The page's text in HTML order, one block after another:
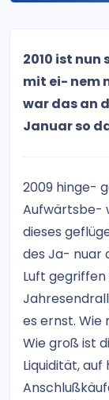
2010 ist
mit ei- nem
war das an
Januar so
2009 hinge-
Aufwärtsbe-
dieses
des Ja- nuar
Luft
es ernst. Wie
Wie groß ist
Liquidität,